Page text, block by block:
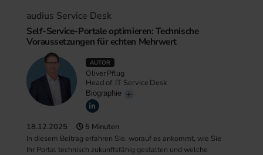
audius Service Desk
Self-Service-Portale optimieren: Technische
Voraussetzungen für echten Mehrwert
AUTOR
Oliver Pflug
Head of IT Service Desk
Biographie
18.12.2025 5 Minuten
In diesem Beitrag erfahren Sie, worauf es ankommt, wie Sie
Ihr Portal technisch zukunftsfähig gestalten und welche